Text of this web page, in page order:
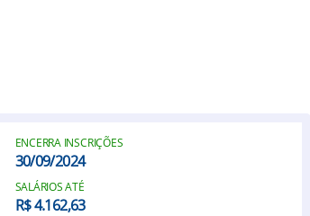
ENCERRA INSCRIÇÕES
30/09/2024
SALÁRIOS ATÉ
R$ 4.162,63